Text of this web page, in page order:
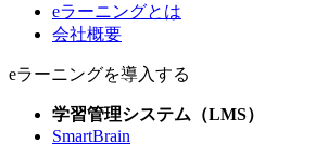
eラーニングとは
会社概要
eラーニングを導入する
学習管理システム（LMS）
SmartBrain